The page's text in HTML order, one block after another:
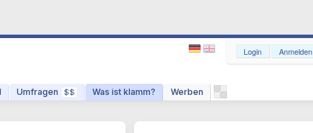
Umfragen $$ Was ist klamm? Werben
Login Anmelden